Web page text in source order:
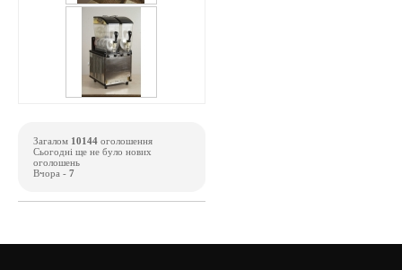
Загалом 10144 оголошення
Сьогодні ще не було нових
оголошень
Вчора - 7